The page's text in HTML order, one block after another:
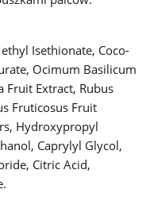
Isethionate, Coco-
Ocimum Basilicum
Fruit Extract, Rubus
Fruticosus Fruit
Hydroxypropyl
Caprylyl Glycol,
Citric Acid,